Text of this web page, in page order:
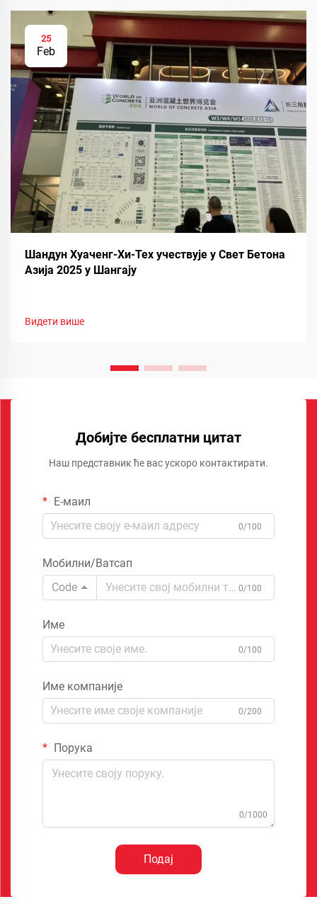
25
Feb
Шандун Хуаченг-Хи-Тех учествује у Свет Бетона
Азија 2025 у Шангају
Видети више
Добијте бесплатни цитат
Наш представник ће вас ускоро контактирати.
Е-маил
0/100
Мобилни/Ватсап
Code
0/100
Име
0/100
Име компаније
0/200
Порука
0/1000
Подај